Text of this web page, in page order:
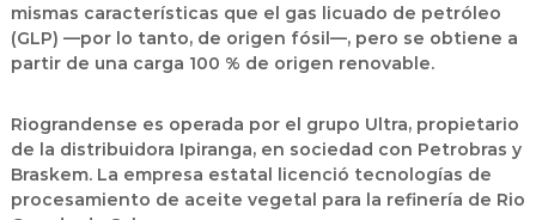
mismas características que el gas licuado de petróleo
(GLP) —por lo tanto, de origen fósil—, pero se obtiene a
partir de una carga 100 % de origen renovable.
Riograndense es operada por el grupo Ultra, propietario
de la distribuidora Ipiranga, en sociedad con Petrobras y
Braskem. La empresa estatal licenció tecnologías de
procesamiento de aceite vegetal para la refinería de Rio